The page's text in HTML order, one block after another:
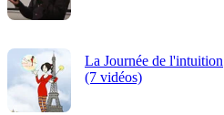
La Journée de l'intuition
(7 vidéos)